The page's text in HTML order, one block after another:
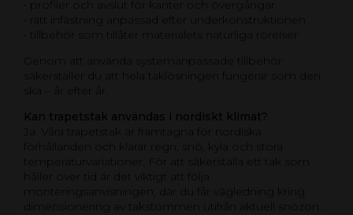
• profiler och avslut för kanter och övergångar
• rätt infästning anpassad efter underkonstruktionen
• tillbehör som tillåter materialets naturliga rörelser
Genom att använda systemanpassade tillbehör
säkerställer du att hela taklösningen fungerar som den
ska – år efter år.
Kan trapetstak användas i nordiskt klimat?
Ja. Våra trapetstak är framtagna för nordiska
förhållanden och klarar regn, snö, kyla och stora
temperaturvariationer. För att säkerställa ett tak som
håller över tid är det viktigt att följa
monteringsanvisningen, där du får vägledning kring
dimensionering av takstommen utifrån aktuell snözon.